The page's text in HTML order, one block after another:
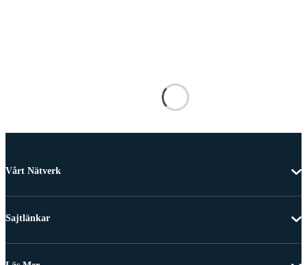
Vårt Nätverk
Sajtlänkar